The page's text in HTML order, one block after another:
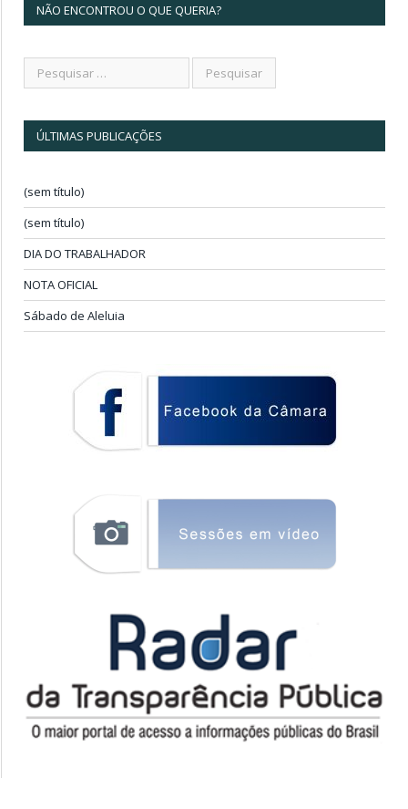
NÃO ENCONTROU O QUE QUERIA?
ÚLTIMAS PUBLICAÇÕES
(sem título)
(sem título)
DIA DO TRABALHADOR
NOTA OFICIAL
Sábado de Aleluia